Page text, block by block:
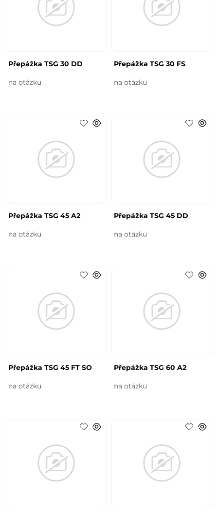
Přepážka TSG 30 DD
na otázku
Přepážka TSG 30 FS
na otázku
Přepážka TSG 45 A2
na otázku
Přepážka TSG 45 DD
na otázku
Přepážka TSG 45 FT SO
na otázku
Přepážka TSG 60 A2
na otázku